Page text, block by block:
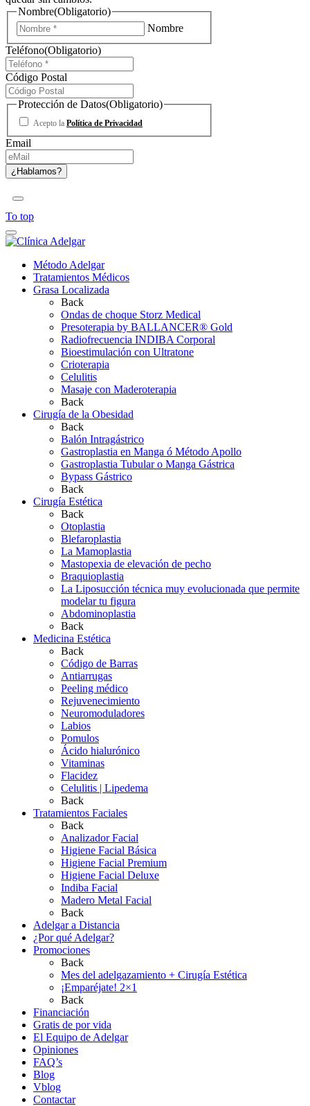
Nombre(Obligatorio)
Nombre
Teléfono(Obligatorio)
Código Postal
Protección de Datos(Obligatorio)
Acepto la Política de Privacidad
Email
To top
Método Adelgar
Tratamientos Médicos
Grasa Localizada
Back
Ondas de choque Storz Medical
Presoterapia by BALLANCER® Gold
Radiofrecuencia INDIBA Corporal
Bioestimulación con Ultratone
Crioterapia
Celulitis
Masaje con Maderoterapia
Back
Cirugía de la Obesidad
Back
Balón Intragástrico
Gastroplastia en Manga ó Método Apollo
Gastroplastia Tubular o Manga Gástrica
Bypass Gástrico
Back
Cirugía Estética
Back
Otoplastia
Blefaroplastia
La Mamoplastia
Mastopexia de elevación de pecho
Braquioplastia
La Liposucción técnica muy evolucionada que permite
modelar tu figura
Abdominoplastia
Back
Medicina Estética
Back
Código de Barras
Antiarrugas
Peeling médico
Rejuvenecimiento
Neuromoduladores
Labios
Pomulos
Ácido hialurónico
Vitaminas
Flacidez
Celulitis | Lipedema
Back
Tratamientos Faciales
Back
Analizador Facial
Higiene Facial Básica
Higiene Facial Premium
Higiene Facial Deluxe
Indiba Facial
Madero Metal Facial
Back
Adelgar a Distancia
¿Por qué Adelgar?
Promociones
Back
Mes del adelgazamiento + Cirugía Estética
¡Emparéjate! 2×1
Back
Financiación
Gratis de por vida
El Equipo de Adelgar
Opiniones
FAQ’s
Blog
Vblog
Contactar